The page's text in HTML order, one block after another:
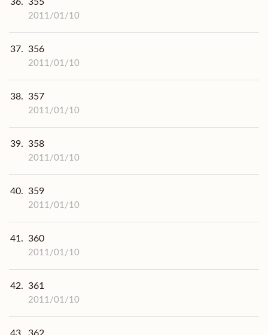
2011/01/10
37. 356
2011/01/10
38. 357
2011/01/10
39. 358
2011/01/10
40. 359
2011/01/10
41. 360
2011/01/10
42. 361
2011/01/10